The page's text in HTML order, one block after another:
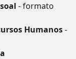
- formato
Humanos-